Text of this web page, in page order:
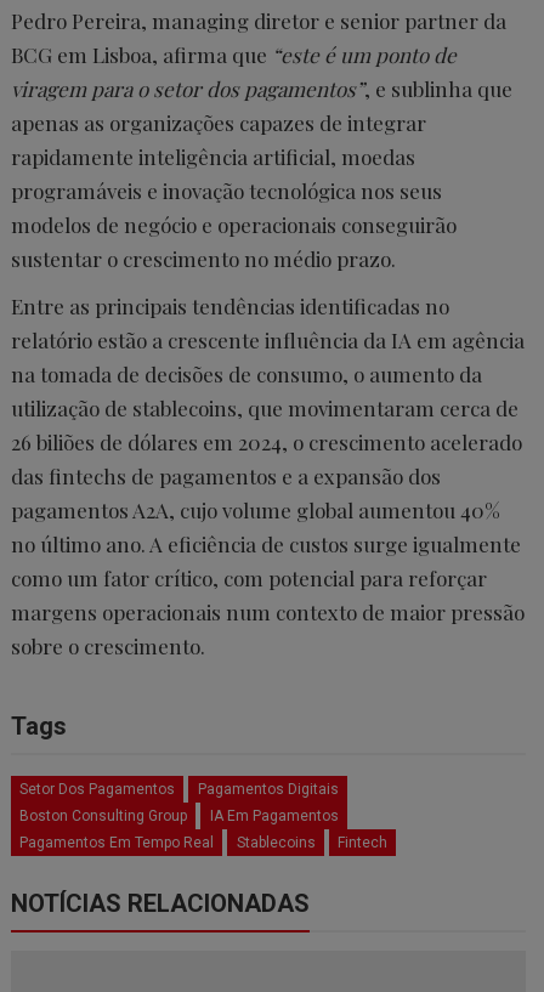
Pedro Pereira, managing diretor e senior partner da
BCG em Lisboa, afirma que “este é um ponto de
viragem para o setor dos pagamentos”, e sublinha que
apenas as organizações capazes de integrar
rapidamente inteligência artificial, moedas
programáveis e inovação tecnológica nos seus
modelos de negócio e operacionais conseguirão
sustentar o crescimento no médio prazo.
Entre as principais tendências identificadas no
relatório estão a crescente influência da IA em agência
na tomada de decisões de consumo, o aumento da
utilização de stablecoins, que movimentaram cerca de
26 biliões de dólares em 2024, o crescimento acelerado
das fintechs de pagamentos e a expansão dos
pagamentos A2A, cujo volume global aumentou 40%
no último ano. A eficiência de custos surge igualmente
como um fator crítico, com potencial para reforçar
margens operacionais num contexto de maior pressão
sobre o crescimento.
Tags
Setor Dos Pagamentos
Pagamentos Digitais
Boston Consulting Group
IA Em Pagamentos
Pagamentos Em Tempo Real
Stablecoins Fintech
NOTÍCIAS RELACIONADAS